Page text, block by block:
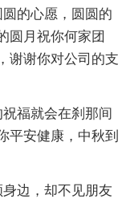
的心愿，圆圆的
圆月祝你何家团
谢谢你对公司的支
福就会在刹那间
平安健康，中秋到
边，却不见朋友